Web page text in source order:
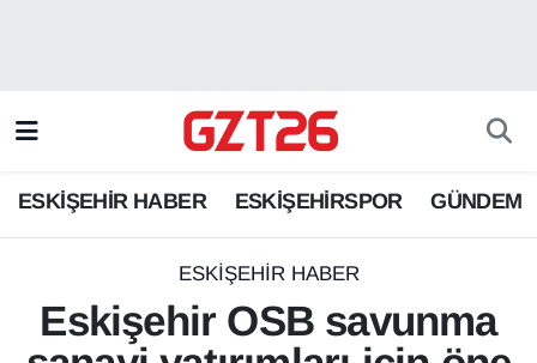
ESKİŞEHİR HABER ESKİŞEHİRSPOR GÜNDEM
ESKİŞEHİR HABER
Eskişehir OSB savunma
ESKİŞEHİRSPOR
GÜNDEM
Odunpazarı Trafik Yoğunluk Haritası
Süper Lig Puan Durumu ve Fikstür
Tüm Manşetler
Son Dakika Haberleri